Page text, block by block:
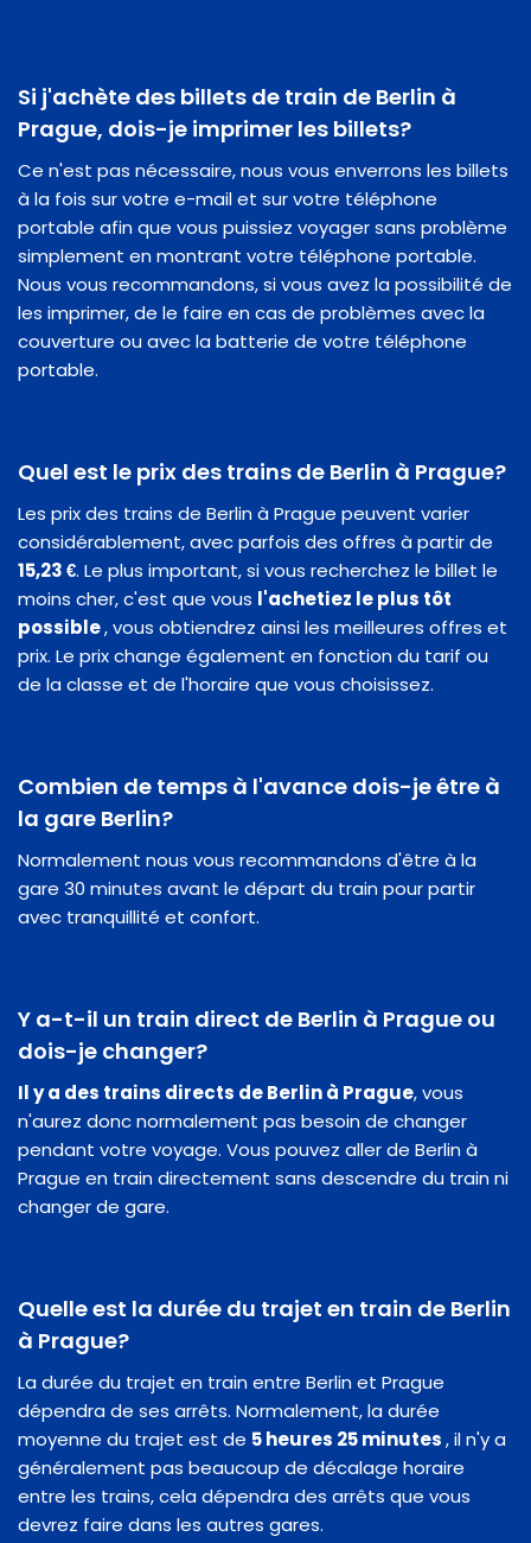
Si j'achète des billets de train de Berlin à
Prague, dois-je imprimer les billets?
Ce n'est pas nécessaire, nous vous enverrons les billets
à la fois sur votre e-mail et sur votre téléphone
portable afin que vous puissiez voyager sans problème
simplement en montrant votre téléphone portable.
Nous vous recommandons, si vous avez la possibilité de
les imprimer, de le faire en cas de problèmes avec la
couverture ou avec la batterie de votre téléphone
portable.
Quel est le prix des trains de Berlin à Prague?
Les prix des trains de Berlin à Prague peuvent varier
considérablement, avec parfois des offres à partir de
15,23 €. Le plus important, si vous recherchez le billet le
moins cher, c'est que vous l'achetiez le plus tôt
possible, vous obtiendrez ainsi les meilleures offres et
prix. Le prix change également en fonction du tarif ou
de la classe et de l'horaire que vous choisissez.
Combien de temps à l'avance dois-je être à
la gare Berlin?
Normalement nous vous recommandons d'être à la
gare 30 minutes avant le départ du train pour partir
avec tranquillité et confort.
Y a-t-il un train direct de Berlin à Prague ou
dois-je changer?
Il y a des trains directs de Berlin à Prague, vous
n'aurez donc normalement pas besoin de changer
pendant votre voyage. Vous pouvez aller de Berlin à
Prague en train directement sans descendre du train ni
changer de gare.
Quelle est la durée du trajet en train de Berlin
à Prague?
La durée du trajet en train entre Berlin et Prague
dépendra de ses arrêts. Normalement, la durée
moyenne du trajet est de 5 heures 25 minutes, il n'y a
généralement pas beaucoup de décalage horaire
entre les trains, cela dépendra des arrêts que vous
devrez faire dans les autres gares.